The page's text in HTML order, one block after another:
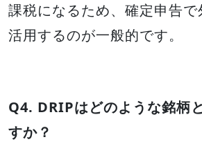
課税になるため、確定申告
活用するのが一般的です。
Q4. DRIPはどのような銘柄
すか？